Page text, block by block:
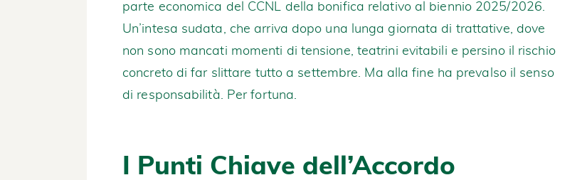
parte economica del CCNL della bonifica relativo al biennio 2025/2026.
Un’intesa sudata, che arriva dopo una lunga giornata di trattative, dove
non sono mancati momenti di tensione, teatrini evitabili e persino il rischio
concreto di far slittare tutto a settembre. Ma alla fine ha prevalso il senso
di responsabilità. Per fortuna.
I Punti Chiave dell’Accordo